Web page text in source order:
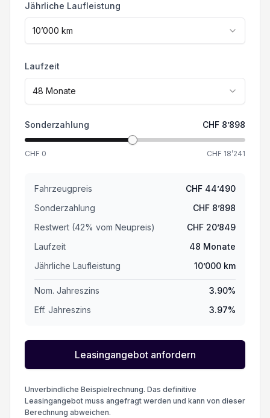
Keine Gewähr auf die Angaben der Serienausstattung
Seitenairbag Fahrer und Beifahrerseite
360° Kamera
Apple Car Play/ Android Auto
Adaptive Geschwindigkeitsregelung ACC
Aussensp. m. Memory el. verstell-, anklapp- u. beh
Jährliche Laufleistung
10’000 km
Laufzeit
48 Monate
Sonderzahlung CHF 8’898
CHF 0 CHF 18’241
Fahrzeugpreis CHF 44’490
Sonderzahlung
CHF 8’898
Restwert (42% vom Neupreis) CHF 20’849
Laufzeit
48 Monate
Jährliche Laufleistung
10’000 km
Nom. Jahreszins 3.90%
Eff. Jahreszins
3.97%
Leasingangebot anfordern
Unverbindliche Beispielrechnung. Das definitive
Leasingangebot muss angefragt werden und kann von dieser
Berechnung abweichen.